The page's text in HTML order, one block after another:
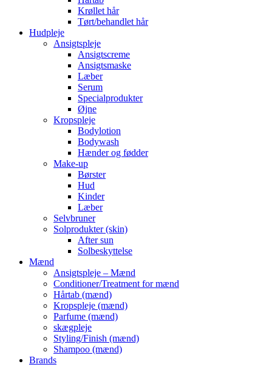
Krøllet hår
Tørt/behandlet hår
Hudpleje
Ansigtspleje
Ansigtscreme
Ansigtsmaske
Læber
Serum
Specialprodukter
Øjne
Kropspleje
Bodylotion
Bodywash
Hænder og fødder
Make-up
Børster
Hud
Kinder
Læber
Selvbruner
Solprodukter (skin)
After sun
Solbeskyttelse
Mænd
Ansigtspleje – Mænd
Conditioner/Treatment for mænd
Hårtab (mænd)
Kropspleje (mænd)
Parfume (mænd)
skægpleje
Styling/Finish (mænd)
Shampoo (mænd)
Brands